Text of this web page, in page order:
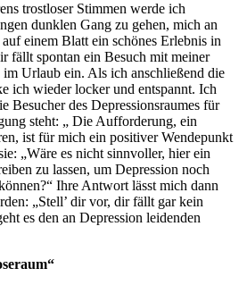
trostloser Stimmen werde ich
dunklen Gang zu gehen, mich an
einem Blatt ein schönes Erlebnis in
fällt spontan ein Besuch mit meiner
Urlaub ein. Als ich anschließend die
ich wieder locker und entspannt. Ich
Besucher des Depressionsraumes für
steht: „ Die Aufforderung, ein
ist für mich ein positiver Wendepunkt
„Wäre es nicht sinnvoller, hier ein
zu lassen, um Depression noch
Ihre Antwort lässt mich dann
„Stell’ dir vor, dir fällt gar kein
es den an Depression leidenden